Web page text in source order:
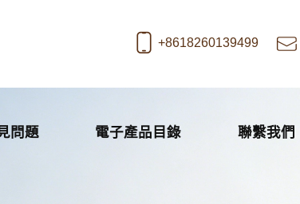
+8618260139499
問題 電子產品目錄 聯繫我們